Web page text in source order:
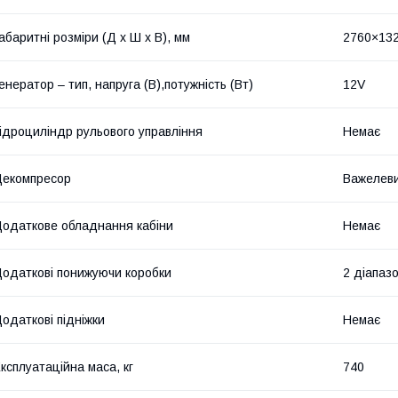
розміри (Д х Ш х В), мм
– тип, напруга (В),потужність (Вт) 12V
рульового управління Немає
обладнання кабіни Немає
понижуючи коробки 2
підніжки Немає
маса, кг 740